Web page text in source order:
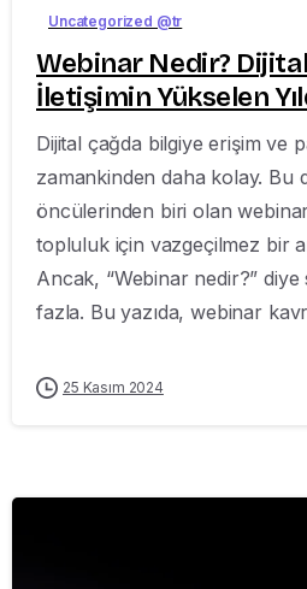
Uncategorized @tr
Webinar Nedir?
İletişimin Yükselen
Dijital çağda bilgiye erişim ve
zamankinden daha kolay. Bu
öncülerinden biri olan
topluluk için vazgeçilmez bir
Ancak, “Webinar nedir?”
fazla. Bu yazıda, webinar
25 Kasım 2024